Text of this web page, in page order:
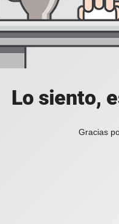
Lo siento,
Gracias